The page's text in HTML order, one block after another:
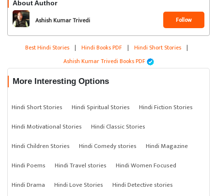
About Author
Ashish Kumar Trivedi Follow
Best Hindi Stories | Hindi Books PDF | Hindi Short Stories |
Ashish Kumar Trivedi Books PDF
More Interesting Options
Hindi Short Stories Hindi Spiritual Stories
Hindi Fiction Stories
Hindi Motivational Stories
Hindi Classic Stories
Hindi Children Stories
Hindi Comedy stories
Hindi Magazine
Hindi Poems
Hindi Travel stories
Hindi Women Focused
Hindi Drama
Hindi Love Stories Hindi Detective stories